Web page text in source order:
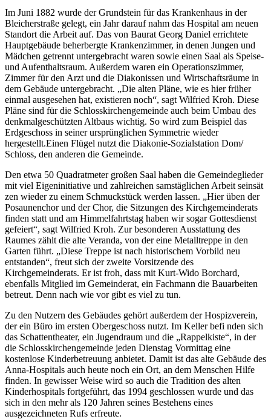
Im Juni 1882 wurde der Grundstein für das Krankenhaus in der
Bleicherstraße gelegt, ein Jahr darauf nahm das Hospital am neuen
Standort die Arbeit auf. Das von Baurat Georg Daniel errichtete
Hauptgebäude beherbergte Krankenzimmer, in denen Jungen und
Mädchen getrennt untergebracht waren sowie einen Saal als Speise-
und Aufenthaltsraum. Außerdem waren ein Operationszimmer,
Zimmer für den Arzt und die Diakonissen und Wirtschaftsräume in
dem Gebäude untergebracht. „Die alten Pläne, wie es hier früher
einmal ausgesehen hat, existieren noch“, sagt Wilfried Kroh. Diese
Pläne sind für die Schlosskirchengemeinde auch beim Umbau des
denkmalgeschützten Altbaus wichtig. So wird zum Beispiel das
Erdgeschoss in seiner ursprünglichen Symmetrie wieder
hergestellt.Einen Flügel nutzt die Diakonie-Sozialstation Dom/
Schloss, den anderen die Gemeinde.
Den etwa 50 Quadratmeter großen Saal haben die Gemeindeglieder
mit viel Eigeninitiative und zahlreichen samstäglichen Arbeit seinsät
zen wieder zu einem Schmuckstück werden lassen. „Hier üben der
Posaunenchor und der Chor, die Sitzungen des Kirchgemeinderats
finden statt und am Himmelfahrtstag haben wir sogar Gottesdienst
gefeiert“, sagt Wilfried Kroh. Zur besonderen Ausstattung des
Raumes zählt die alte Veranda, von der eine Metalltreppe in den
Garten führt. „Diese Treppe ist nach historischem Vorbild neu
entstanden“, freut sich der zweite Vorsitzende des
Kirchgemeinderats. Er ist froh, dass mit Kurt-Wido Borchard,
ebenfalls Mitglied im Gemeinderat, ein Fachmann die Bauarbeiten
betreut. Denn nach wie vor gibt es viel zu tun.
Zu den Nutzern des Gebäudes gehört außerdem der Hospizverein,
der ein Büro im ersten Obergeschoss nutzt. Im Keller befi nden sich
das Schattentheater, ein Jugendraum und die „Rappelkiste“, in der
die Schlosskirchengemeinde jeden Dienstag Vormittag eine
kostenlose Kinderbetreuung anbietet. Damit ist das alte Gebäude des
Anna-Hospitals auch heute noch ein Ort, an dem Menschen Hilfe
finden. In gewisser Weise wird so auch die Tradition des alten
Kinderhospitals fortgeführt, das 1994 geschlossen wurde und das
sich in den mehr als 120 Jahren seines Bestehens eines
ausgezeichneten Rufs erfreute.